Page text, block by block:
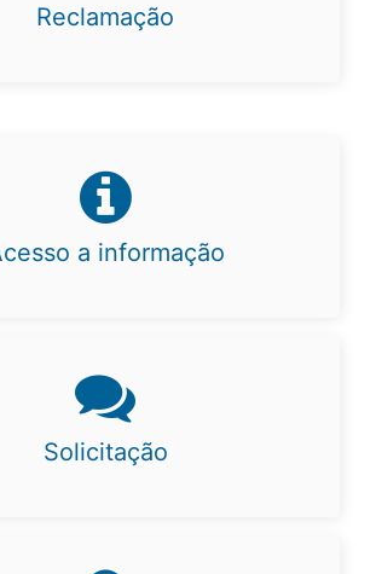
Reclamação
a informação
Solicitação